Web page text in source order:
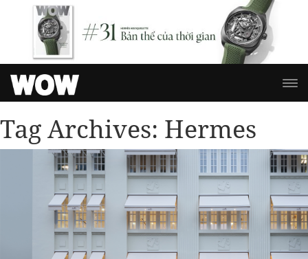
Tag Archives: Hermes